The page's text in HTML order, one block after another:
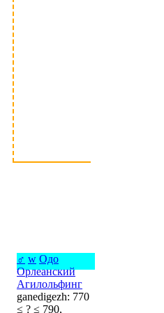
♂ w Одо
Орлеанский
Агилольфинг
ganedigezh: 770
≤ ? ≤ 790,